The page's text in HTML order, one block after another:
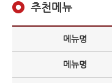
추천메뉴
메뉴명
메뉴명